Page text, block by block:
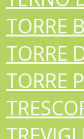
TORRE
TORRE
TORRE